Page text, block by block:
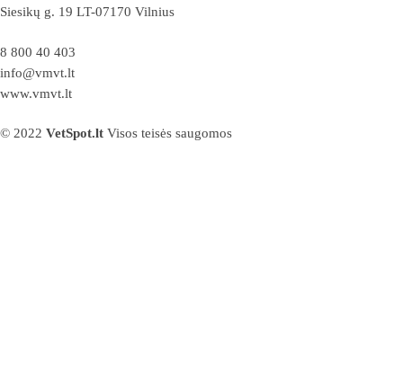
Siesikų g. 19 LT-07170 Vilnius
8 800 40 403
info@vmvt.lt
www.vmvt.lt
© 2022 VetSpot.lt Visos teisės saugomos